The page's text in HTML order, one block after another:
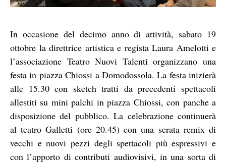
In occasione del decimo anno di attività, sabato 19
ottobre la direttrice artistica e registaLaura Amelotti e
l’associazione Teatro Nuovi Talenti organizzano una
festa in piazza Chiossi a Domodossola. La festa inizierà
alle 15.30 con sketch tratti da precedenti spettacoli
allestiti su mini palchi in piazza Chiossi, con panche a
disposizione del pubblico. La celebrazione continuerà
al teatro Galletti (ore 20.45) con una serata remix di
vecchi e nuovi pezzi degli spettacoli più espressivi e
con l’apporto di contributi audiovisivi, in una sorta di